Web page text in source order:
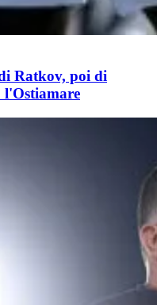
Ratkov, poi di
l'Ostiamare